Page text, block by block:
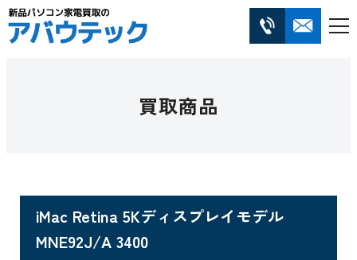
買取商品
iMac Retina 5Kディスプレイモデル
MNE92J/A 3400